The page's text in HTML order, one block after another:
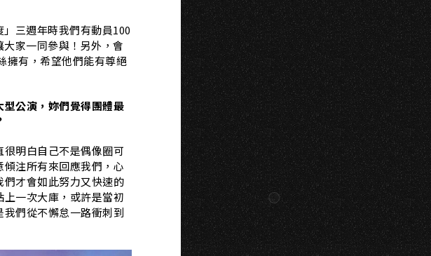
三週年時我們有動員100
家一同參與！另外，會
擁有，希望他們能有尊絕
公演，妳們覺得團體最
明白自己不是偶像圈可
注所有來回應我們，心
才會如此努力又快速的
一次大庫，或許是當初
們從不懈怠一路衝刺到